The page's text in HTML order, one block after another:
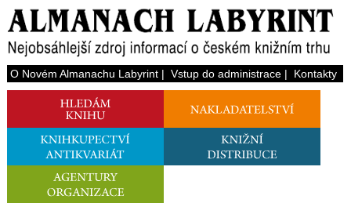
O Novém Almanachu Labyrint| Vstup do administrace| Kontakty